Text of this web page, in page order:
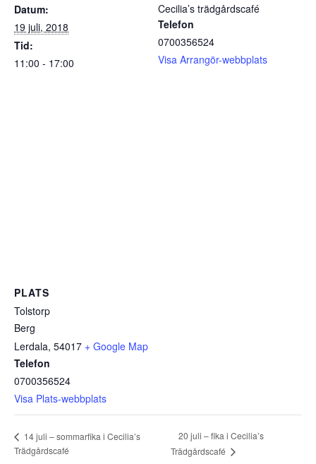
Datum:
19 juli, 2018
Tid:
11:00 - 17:00
Cecilia’s trädgårdscafé
Telefon
0700356524
Visa Arrangör-webbplats
PLATS
Tolstorp
Berg
Lerdala, 54017 + Google Map
Telefon
0700356524
Visa Plats-webbplats
14 juli – sommarfika i Cecilia’s
Trädgårdscafé
20 juli – fika i Cecilia’s
Trädgårdscafé